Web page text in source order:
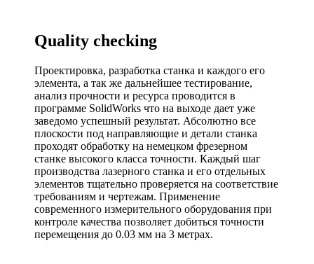
Quality checking
Проектировка, разработка станка и каждого его
элемента, а так же дальнейшее тестирование,
анализ прочности и ресурса проводится в
программе SolidWorks что на выходе дает уже
заведомо успешный результат. Абсолютно все
плоскости под направляющие и детали станка
проходят обработку на немецком фрезерном
станке высокого класса точности. Каждый шаг
производства лазерного станка и его отдельных
элементов тщательно проверяется на соответствие
требованиям и чертежам. Применение
современного измерительного оборудования при
контроле качества позволяет добиться точности
перемещения до 0.03 мм на 3 метрах.